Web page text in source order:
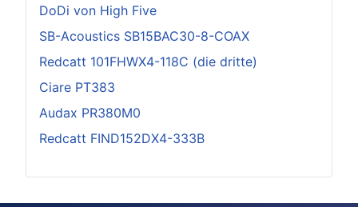
DoDi von High Five
SB-Acoustics SB15BAC30-8-COAX
Redcatt 101FHWX4-118C (die dritte)
Ciare PT383
Audax PR380M0
Redcatt FIND152DX4-333B